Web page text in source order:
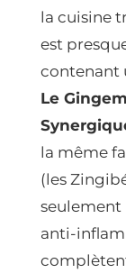
la cuisine
est
contenant
Le
la même
(les
seulement
anti-